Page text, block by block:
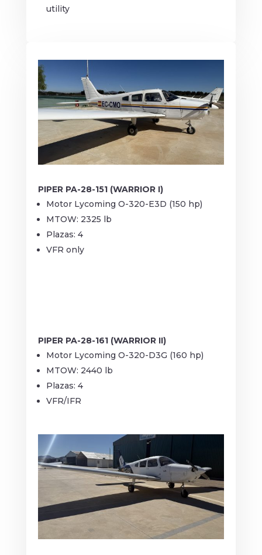
utility
PIPER PA-28-151 (WARRIOR I)
Motor Lycoming O-320-E3D (150 hp)
MTOW: 2325 lb
Plazas: 4
VFR only
PIPER PA-28-161 (WARRIOR II)
Motor Lycoming O-320-D3G (160 hp)
MTOW: 2440 lb
Plazas: 4
VFR/IFR